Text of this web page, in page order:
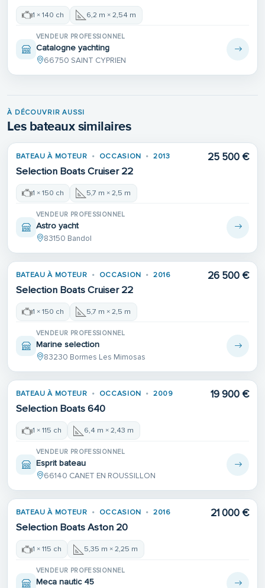
1 × 140 ch 6,2 m × 2,54 m
VENDEUR PROFESSIONNEL
Catalogne yachting
66750 SAINT CYPRIEN
À DÉCOUVRIR AUSSI
Les bateaux similaires
BATEAU À MOTEUR OCCASION 2013
Selection Boats Cruiser 22
25 500 €
1 × 150 ch 5,7 m × 2,5 m
VENDEUR PROFESSIONNEL
Astro yacht
83150 Bandol
1ÈRE MAIN
BATEAU À MOTEUR OCCASION 2016
Selection Boats Cruiser 22
26 500 €
1 × 150 ch 5,7 m × 2,5 m
VENDEUR PROFESSIONNEL
Marine selection
83230 Bormes Les Mimosas
BATEAU À MOTEUR OCCASION 2009
Selection Boats 640
19 900 €
1 × 115 ch 6,4 m × 2,43 m
VENDEUR PROFESSIONNEL
Esprit bateau
66140 CANET EN ROUSSILLON
BATEAU À MOTEUR OCCASION 2016
Selection Boats Aston 20
21 000 €
1 × 115 ch 5,35 m × 2,25 m
VENDEUR PROFESSIONNEL
Meca nautic 45